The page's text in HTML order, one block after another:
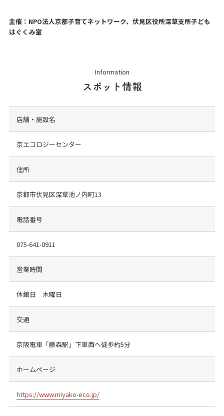
主催：NPO法人京都子育てネットワーク、伏見区役所深草支所子ども
はぐくみ室
Information
スポット情報
店舗・施設名
京エコロジーセンター
住所
京都市伏見区深草池ノ内町13
電話番号
075-641-0911
営業時間
休館日 木曜日
交通
京阪電車「藤森駅」下車西へ徒歩約5分
ホームページ
https://www.miyako-eco.jp/